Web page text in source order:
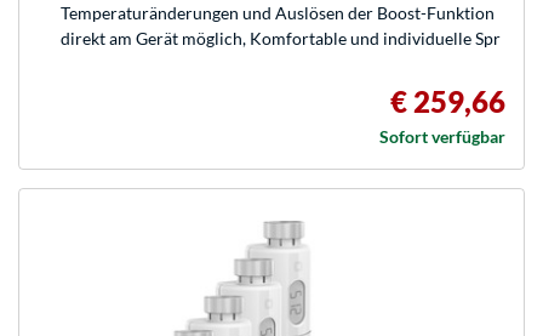
Temperaturänderungen und Auslösen der Boost-Funktion
direkt am Gerät möglich, Komfortable und individuelle Spr
€ 259,66
Sofort verfügbar